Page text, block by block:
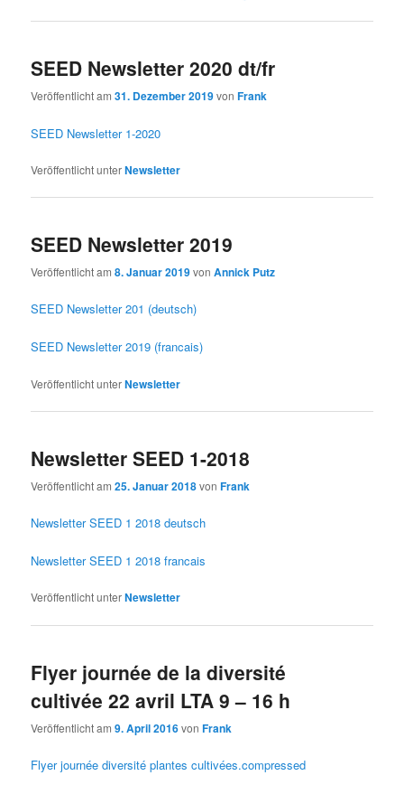
SEED Newsletter 2020 dt/fr
Veröffentlicht am31. Dezember 2019vonFrank
SEED Newsletter 1-2020
Veröffentlicht unterNewsletter
SEED Newsletter 2019
Veröffentlicht am8. Januar 2019vonAnnick Putz
SEED Newsletter 201 (deutsch)
SEED Newsletter 2019 (francais)
Veröffentlicht unterNewsletter
Newsletter SEED 1-2018
Veröffentlicht am25. Januar 2018vonFrank
Newsletter SEED 1 2018 deutsch
Newsletter SEED 1 2018 francais
Veröffentlicht unterNewsletter
Flyer journée de la diversité
cultivée 22 avril LTA 9 – 16 h
Veröffentlicht am9. April 2016vonFrank
Flyer journée diversité plantes cultivées.compressed